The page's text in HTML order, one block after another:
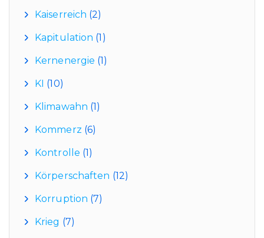
Kaiserreich (2)
Kapitulation (1)
Kernenergie (1)
KI (10)
Klimawahn (1)
Kommerz (6)
Kontrolle (1)
Körperschaften (12)
Korruption (7)
Krieg (7)